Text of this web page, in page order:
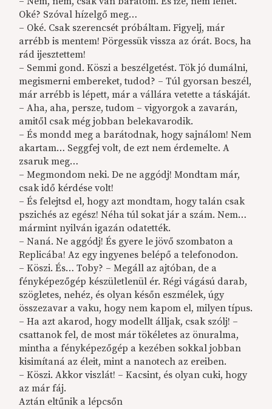
Oké? Szóval hízelgő meg…
– Oké. Csak szerencsét próbáltam. Figyelj, már
arrébb is mentem! Pörgessük vissza az órát. Bocs, ha
rád ijesztettem!
– Semmi gond. Köszi a beszélgetést. Tök jó dumálni,
megismerni embereket, tudod? – Túl gyorsan beszél,
már arrébb is lépett, már a vállára vetette a táskáját.
– Aha, aha, persze, tudom – vigyorgok a zavarán,
amitől csak még jobban belekavarodik.
– És mondd meg a barátodnak, hogy sajnálom! Nem
akartam… Seggfej volt, de ezt nem érdemelte. A
zsaruk meg…
– Megmondom neki. De ne aggódj! Mondtam már,
csak idő kérdése volt!
– És felejtsd el, hogy azt mondtam, hogy talán csak
pszichés az egész! Néha túl sokat jár a szám. Nem…
mármint nyilván igazán odatették.
– Naná. Ne aggódj! És gyere le jövő szombaton a
Replicába! Az egy ingyenes belépő a telefonodon.
– Köszi. És… Toby? – Megáll az ajtóban, de a
fényképezőgép készületlenül ér. Régi vágású darab,
szögletes, nehéz, és olyan későn eszmélek, úgy
összezavar a vaku, hogy nem kapom el, milyen típus.
– Ha azt akarod, hogy modellt álljak, csak szólj! –
csattanok fel, de most már tökéletes az önuralma,
mintha a fényképezőgép a kezében sokkal jobban
kisimítaná az éleit, mint a nanotech az ereiben.
– Köszi. Akkor viszlát! – Kacsint, és olyan cuki, hogy
az már fáj.
Aztán eltűnik a lépcsőn